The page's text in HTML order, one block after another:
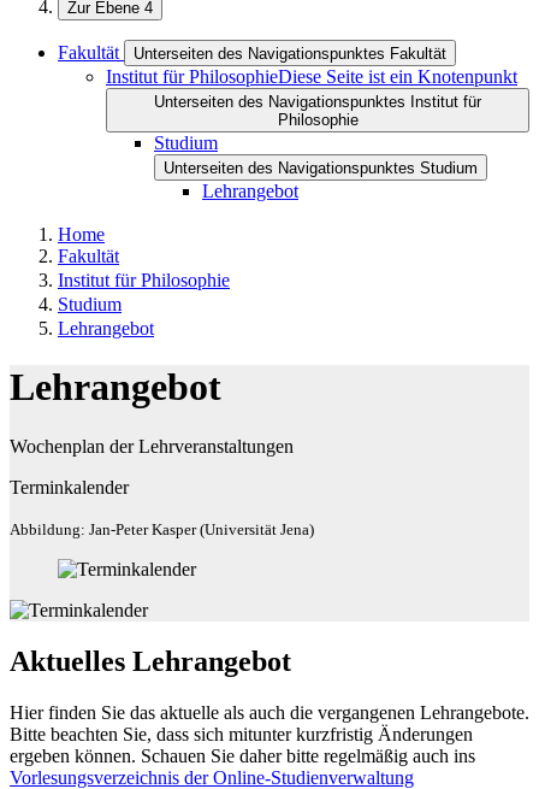
Zur Ebene 4
Fakultät Unterseiten des Navigationspunktes Fakultät
Institut für PhilosophieDiese Seite ist ein Knotenpunkt
Unterseiten des Navigationspunktes Institut für
Philosophie
Studium
Unterseiten des Navigationspunktes Studium
Lehrangebot
Home
Fakultät
Institut für Philosophie
Studium
Lehrangebot
Lehrangebot
Wochenplan der Lehrveranstaltungen
Terminkalender
Abbildung: Jan-Peter Kasper (Universität Jena)
Aktuelles Lehrangebot
Hier finden Sie das aktuelle als auch die vergangenen Lehrangebote.
Bitte beachten Sie, dass sich mitunter kurzfristig Änderungen
ergeben können. Schauen Sie daher bitte regelmäßig auch ins
Vorlesungsverzeichnis der Online-Studienverwaltung